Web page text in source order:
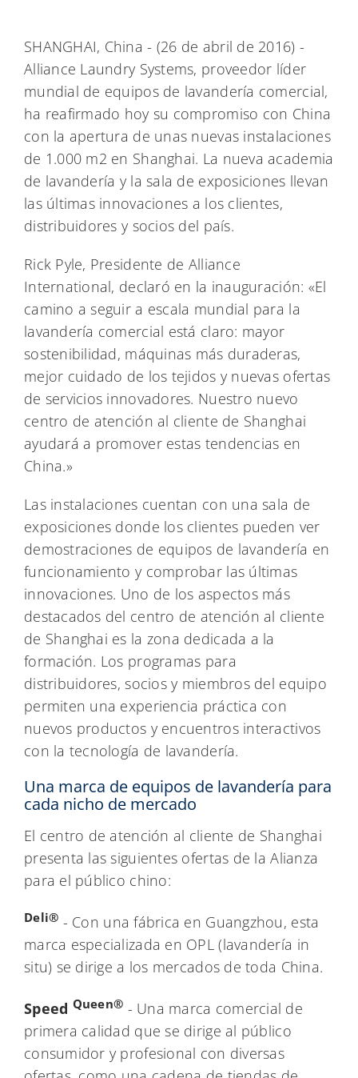
SHANGHAI, China - (26 de abril de 2016) -
Alliance Laundry Systems, proveedor líder
mundial de equipos de lavandería comercial,
ha reafirmado hoy su compromiso con China
con la apertura de unas nuevas instalaciones
de 1.000 m2 en Shanghai. La nueva academia
de lavandería y la sala de exposiciones llevan
las últimas innovaciones a los clientes,
distribuidores y socios del país.
Rick Pyle, Presidente de Alliance
International, declaró en la inauguración: «El
camino a seguir a escala mundial para la
lavandería comercial está claro: mayor
sostenibilidad, máquinas más duraderas,
mejor cuidado de los tejidos y nuevas ofertas
de servicios innovadores. Nuestro nuevo
centro de atención al cliente de Shanghai
ayudará a promover estas tendencias en
China.»
Las instalaciones cuentan con una sala de
exposiciones donde los clientes pueden ver
demostraciones de equipos de lavandería en
funcionamiento y comprobar las últimas
innovaciones. Uno de los aspectos más
destacados del centro de atención al cliente
de Shanghai es la zona dedicada a la
formación. Los programas para
distribuidores, socios y miembros del equipo
permiten una experiencia práctica con
nuevos productos y encuentros interactivos
con la tecnología de lavandería.
Una marca de equipos de lavandería para
cada nicho de mercado
El centro de atención al cliente de Shanghai
presenta las siguientes ofertas de la Alianza
para el público chino:
Deli® - Con una fábrica en Guangzhou, esta
marca especializada en OPL (lavandería in
situ) se dirige a los mercados de toda China.
Speed Queen® - Una marca comercial de
primera calidad que se dirige al público
consumidor y profesional con diversas